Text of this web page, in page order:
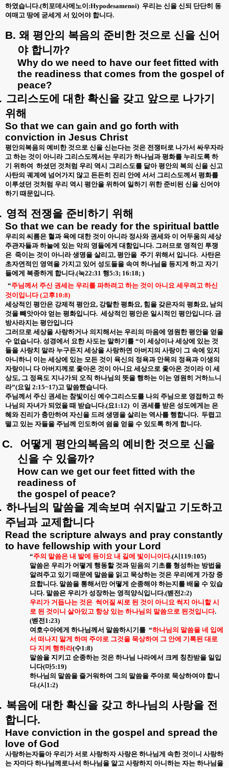
하였습니다.(히포데사메노이 :Hypodesamenoi) 우리는 신을 신되 단단히 동
여매고 땅에 굳세게 서 있어야 합니다.
B. 왜 평안의 복음의 준비한 것으로 신을 신어
야 합니까?
Why do we need to have our feet fitted with
the readiness that comes from the gospel of
peace?
그리스도에 대한 확신을 갖고 앞으로 나가기
위해
So that we can gain and go forth with
conviction in Jesus Christ
평안의복음의 예비한 것으로 신을 신는다는 것은 전쟁터로 나가서 싸우자라
고 하는 것이 아니라 그리스도께서는 우리가 하나님과 평화를 누리도록 하
기 위하여 하셨던 것처럼 우리 역시 그리스도를 닮아 평안의 복의 신을 신고
사탄의 궤계에 넘어가지 않고 든든히 진리 안에 서서 그리스도께서 평화를
이루셨던 것처럼 우리 역시 평안을 위하여 일하기 위한 준비된 신을 신어야
하기 때문입니다.
영적 전쟁을 준비하기 위해
So that we can be ready for the spiritual battle
우리의 씨름은 혈과 육에 대한 것이 아니라 정사와 권세와 이 어두움의 세상
주관자들과 하늘에 있는 악의 영들에게 대함입니다. 그러므로 영적인 투쟁
은 죽이는 것이 아니라 생명을 살리고, 평안을 주기 위해서 입니다. 사탄은
초자연적인 영역을 가지고 있어 성도들을 속여 하나님을 등지게 하고 자기
들에게 복종하게 합니다.(눅22:31 행5:3; 16:18; )
“주님께서 주신 권세는 우리를 파하려고 하는 것이 아니요 세우려고 하신
것이입니다(고후10:8)
세상적인 평안은 강제적 평안요, 강탈한 평화요, 힘을 갖은자의 평화요, 남의
것을 빼앗아야 얻는 평화입니다. 세상적인 평안은 일시적인 평안입니다. 금
방사라지는 평안입니다
그러므로 세상을 사랑하거나 의지해서는 우리의 마음에 영원한 평안을 얻을
수 없습니다. 성경에서 요한 사도는 말하기를 “이 세상이나 세상에 있는 것
들을 사랑치 말라 누구든지 세상을 사랑하면 아버지의 사랑이 그 속에 있지
아니하니 이는 세상에 있는 모든 것이 육신의 정욕과 안목의 정욕과 이생의
자랑이니 다 아버지께로 좇아온 것이 아니요 세상으로 좇아온 것이라 이 세
상도, 그 정욕도 지나가되 오직 하나님의 뜻을 행하는 이는 영원히 거하느니
라”(요일 2:15~17)고 말씀했습니다.
주님께서 주신 권세는 참빛이신 예수그리스도를 나의 주님으로 영접하고 하
나님의 자녀가 되었을 때 받습니다.(요1:12) 이 권세를 받은 성도에게는 은
혜와 진리가 충만하여 자신을 드려 생명을 살리는 역사를 행합니다. 두렵고
떨고 있는 자들을 주님께 인도하여 쉼을 얻을 수 있도록 하게 합니다.
C. 어떻게 평안의복음의 예비한 것으로 신을
신을 수 있을까?
How can we get our feet fitted with the
readiness of
the gospel of peace?
하나님의 말씀을 계속보며 쉬지말고 기도하고
주님과 교제합니다
Read the scripture always and pray constantly
to have fellowship with your Lord
“주의 말씀은 내 발에 등이요 내 길에 빛이니이다.(시 119:105)
말씀은 우리가 어떻게 행동할 것과 믿음의 기초를 형성하는 방법을
알려주고 있기 때문에 말씀을 읽고 묵상하는 것은 우리에게 가장 중
요합니다. 말씀을 통해서만 어떻게 순종해야 하는지를 배울 수 있습
니다. 말씀은 우리가 성장하는 영적양식입니다.(벧전2:2)
우리가 거듭나는 것은 썩어질 씨로 된 것이 아니요 썩지 아니할 시
로 된 것이니 살아있고 항상 있는 하나님의 말씀으로 된것입니다.
(벧전1:23)
여호수아에게 하나님께서 말씀하시기를 “하나님의 말씀을 네 입에
서 떠나지 말게 하며 주야로 그것을 묵상하여 그 안에 기록된 대로
다 지켜 행하라(수1:8)
말씀을 지키고 순종하는 것은 하나님 나라에서 크케 칭찬받을 일입
니다(마5:19)
하나님의 말씀을 즐거워하여 그의 말씀을 주야로 묵상하여야 합니
다.(시 1:2)
복음에 대한 확신을 갖고 하나님의 사랑을 전
합니다.
Have conviction in the gospel and spread the
love of God
사랑하는자들아 우리가 서로 사랑하자 사랑은 하나님게 속한 것이니 사랑하
는 자마다 하나님께로나서 하나님을 알고 사랑하지 아니하는 자는 하나님을